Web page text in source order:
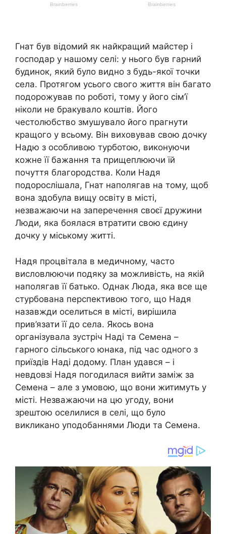
Гнат був відомий як найкращий майстер і
господар у нашому селі: у нього був гарний
будинок, який було видно з будь-якої точки
села. Протягом усього свого життя він багато
подорожував по роботі, тому у його сім’ї
ніколи не бракувало коштів. Його
честолюбство змушувало його прагнути
кращого у всьому. Він виховував свою дочку
Надю з особливою турботою, виконуючи
кожне її бажання та прищеплюючи їй
почуття благородства. Коли Надя
подорослішала, Гнат наполягав на тому, щоб
вона здобула вищу освіту в місті,
незважаючи на заперечення своєї дружини
Люди, яка боялася втратити свою єдину
дочку у міському житті.
Надя процвітала в медичному, часто
висловлюючи подяку за можливість, на якій
наполягав її батько. Однак Люда, яка все ще
стурбована перспективою того, що Надя
назавжди оселиться в місті, вирішила
прив’язати її до села. Якось вона
організувала зустріч Наді та Семена –
гарного сільського юнака, під час одного з
приїздів Наді додому. План удався – і
невдовзі Надя погодилася вийти заміж за
Семена – але з умовою, що вони житимуть у
місті. Незважаючи на цю угоду, вони
зрештою оселилися в селі, що було
викликано уподобаннями Люди та Семена.